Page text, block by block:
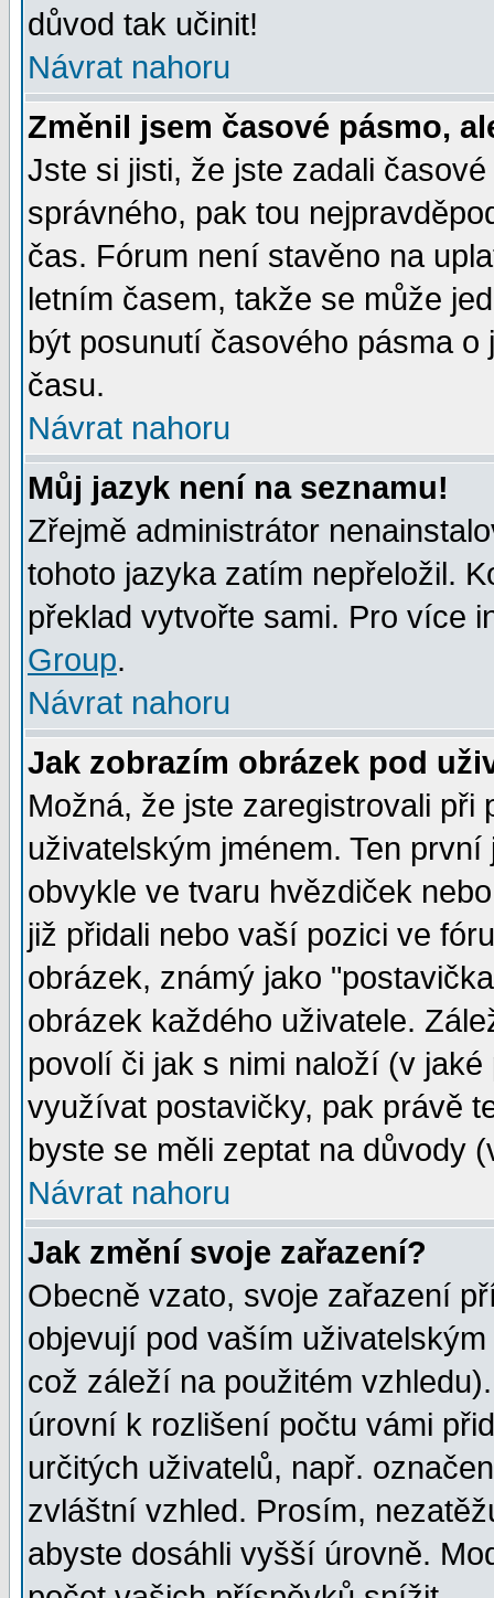
důvod tak učinit!
Návrat nahoru
Změnil jsem časové pásmo,
Jste si jisti, že jste zadali
správného, pak tou
čas. Fórum není stavěno na
letním časem, takže se může
být posunutí časového pásma
času.
Návrat nahoru
Můj jazyk není na seznamu!
Zřejmě administrátor
tohoto jazyka zatím nepřeložil.
překlad vytvořte sami. Pro více
Group.
Návrat nahoru
Jak zobrazím obrázek pod
Možná, že jste zaregistrovali
uživatelským jménem. Ten
obvykle ve tvaru hvězdiček
již přidali nebo vaší pozici ve
obrázek, známý jako
obrázek každého uživatele.
povolí či jak s nimi naloží (v
využívat postavičky, pak právě
byste se měli zeptat na důvody
Návrat nahoru
Jak změní svoje zařazení?
Obecně vzato, svoje zařazení
objevují pod vaším
což záleží na použitém
úrovní k rozlišení počtu vámi
určitých uživatelů, např.
zvláštní vzhled. Prosím,
abyste dosáhli vyšší úrovně.